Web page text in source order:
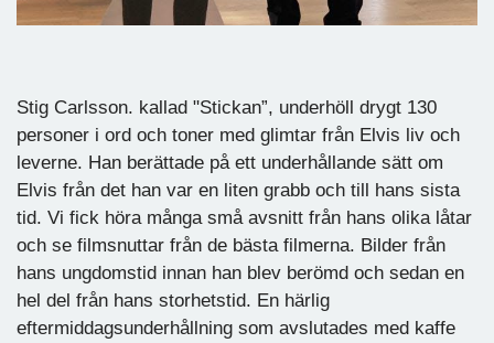
Stig Carlsson. kallad "Stickan”, underhöll drygt 130
personer i ord och toner med glimtar från Elvis liv och
leverne. Han berättade på ett underhållande sätt om
Elvis från det han var en liten grabb och till hans sista
tid. Vi fick höra många små avsnitt från hans olika låtar
och se filmsnuttar från de bästa filmerna. Bilder från
hans ungdomstid innan han blev berömd och sedan en
hel del från hans storhetstid. En härlig
eftermiddagsunderhållning som avslutades med kaffe